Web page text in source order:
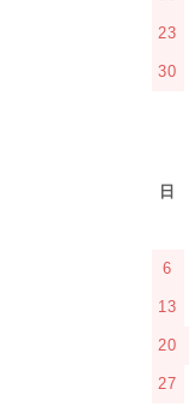
23
30
日
6
13
20
27